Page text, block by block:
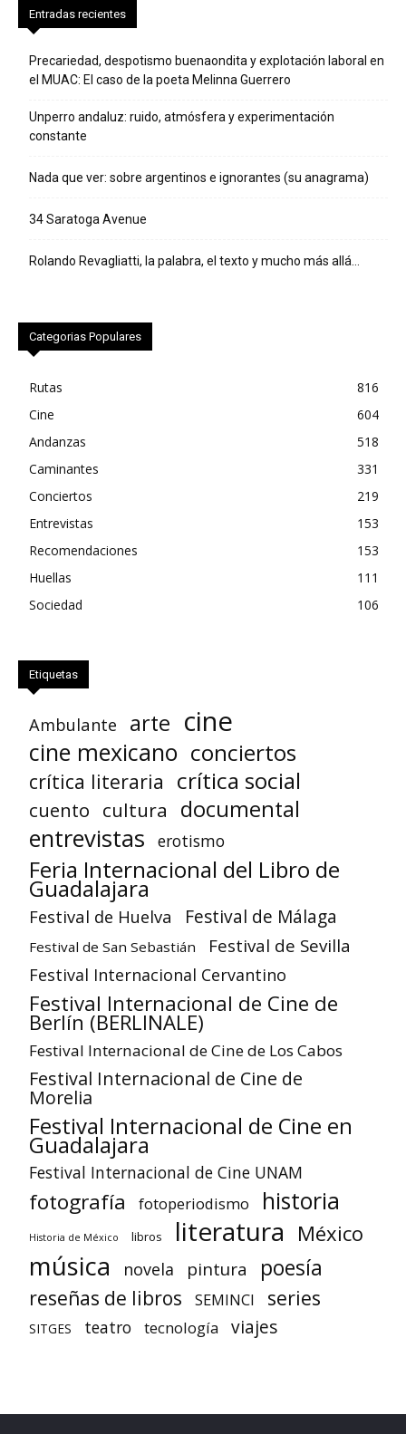
Entradas recientes
Precariedad, despotismo buenaondita y explotación laboral en
el MUAC: El caso de la poeta Melinna Guerrero
Unperro andaluz: ruido, atmósfera y experimentación
constante
Nada que ver: sobre argentinos e ignorantes (su anagrama)
34 Saratoga Avenue
Rolando Revagliatti, la palabra, el texto y mucho más allá…
Categorias Populares
Rutas
816
Cine
604
Andanzas
518
Caminantes
331
Conciertos
219
Entrevistas
153
Recomendaciones
153
Huellas
111
Sociedad
106
Etiquetas
Ambulante arte cine
cine mexicano conciertos
crítica literaria crítica social
cuento cultura documental
entrevistas erotismo
Feria Internacional del Libro de
Guadalajara
Festival de Huelva Festival de Málaga
Festival de San Sebastián Festival de Sevilla
Festival Internacional Cervantino
Festival Internacional de Cine de
Berlín (BERLINALE)
Festival Internacional de Cine de Los Cabos
Festival Internacional de Cine de
Morelia
Festival Internacional de Cine en
Guadalajara
Festival Internacional de Cine UNAM
fotografía fotoperiodismo historia
Historia de México libros literatura México
música novela pintura poesía
reseñas de libros SEMINCI series
SITGES teatro tecnología viajes